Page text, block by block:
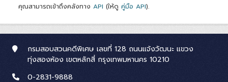
คุณสามารถเข้าถึงคลังทาง API (ให้ดู คู่มือ API).
กรมสอบสวนคดีพิเศษ เลขที่ 128 ถนนแจ้งวัฒนะ แขวง
ทุ่งสองห้อง เขตหลักสี่ กรุงเทพมหานคร 10210
0-2831-9888